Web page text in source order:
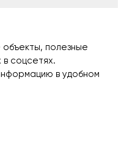
полезные
в соцсетях.
в удобном